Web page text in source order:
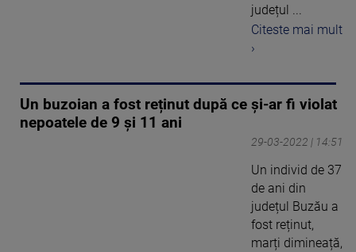
județul ...
Citeste mai mult
›
Un buzoian a fost reținut după ce și-ar fi violat
nepoatele de 9 și 11 ani
29-03-2022 | 14:51
Un individ de 37
de ani din
județul Buzău a
fost reținut,
marți dimineață,